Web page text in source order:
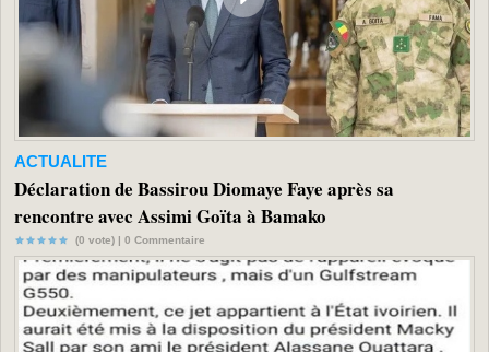
ACTUALITE
Déclaration de Bassirou Diomaye Faye après sa
rencontre avec Assimi Goïta à Bamako
(0 vote) | 0 Commentaire